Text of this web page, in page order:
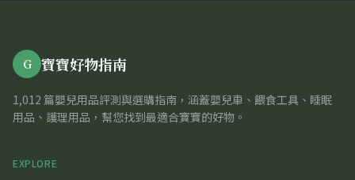
G 寶寶好物指南
1,012 篇嬰兒用品評測與選購指南，涵蓋嬰兒車、餵食工具、睡眠
用品、護理用品，幫您找到最適合寶寶的好物。
EXPLORE